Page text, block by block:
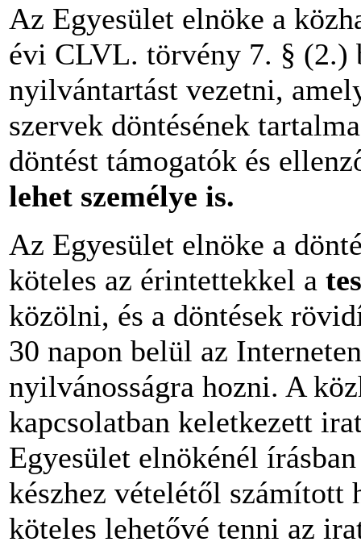
Az Egyesület elnöke a
évi CLVL. törvény 7. § (2.)
nyilvántartást vezetni,
szervek döntésének
döntést támogatók és
lehet személye is.
Az Egyesület elnöke a
köteles az érintettekkel a
közölni, és a döntések
30 napon belül az
nyilvánosságra hozni. A
kapcsolatban keletkezett
Egyesület elnökénél
készhez vételétől számított
köteles lehetővé tenni az